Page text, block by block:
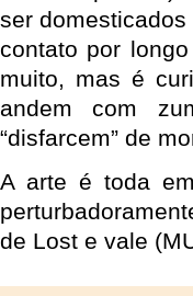
ser
contato por
muito, mas é
andem com
“disfarcem” de
A arte é toda
de Lost e vale